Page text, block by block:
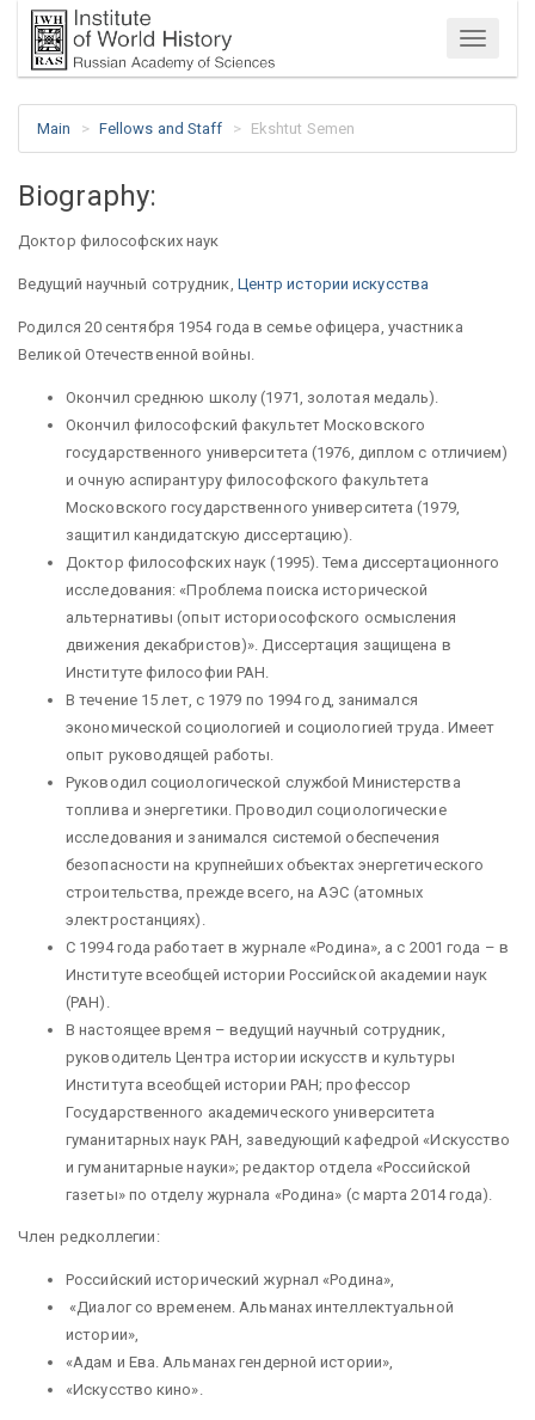
Menu
Main Fellows and Staff Ekshtut Semen
Biography:
Доктор философских наук
Ведущий научный сотрудник, Центр истории искусства
Родился 20 сентября 1954 года в семье офицера, участника
Великой Отечественной войны.
Окончил среднюю школу (1971, золотая медаль).
Окончил философский факультет Московского
государственного университета (1976, диплом с отличием)
и очную аспирантуру философского факультета
Московского государственного университета (1979,
защитил кандидатскую диссертацию).
Доктор философских наук (1995). Тема диссертационного
исследования: «Проблема поиска исторической
альтернативы (опыт историософского осмысления
движения декабристов)». Диссертация защищена в
Институте философии РАН.
В течение 15 лет, с 1979 по 1994 год, занимался
экономической социологией и социологией труда. Имеет
опыт руководящей работы.
Руководил социологической службой Министерства
топлива и энергетики. Проводил социологические
исследования и занимался системой обеспечения
безопасности на крупнейших объектах энергетического
строительства, прежде всего, на АЭС (атомных
электростанциях).
С 1994 года работает в журнале «Родина», а с 2001 года – в
Институте всеобщей истории Российской академии наук
(РАН).
В настоящее время – ведущий научный сотрудник,
руководитель Центра истории искусств и культуры
Института всеобщей истории РАН; профессор
Государственного академического университета
гуманитарных наук РАН, заведующий кафедрой «Искусство
и гуманитарные науки»; редактор отдела «Российской
газеты» по отделу журнала «Родина» (с марта 2014 года).
Член редколлегии:
Российский исторический журнал «Родина»,
«Диалог со временем. Альманах интеллектуальной
истории»,
«Адам и Ева. Альманах гендерной истории»,
«Искусство кино».